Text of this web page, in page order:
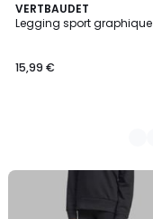
VERTBAUDET
Legging sport graphique
15,99 €
2
Couleurs